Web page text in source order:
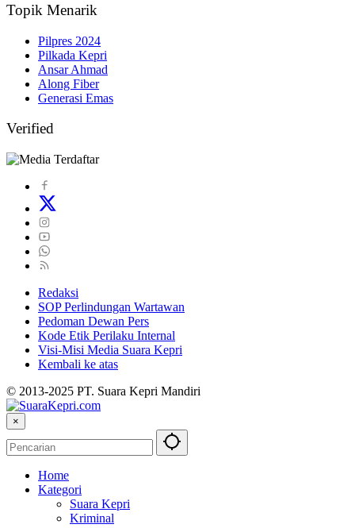
Topik Menarik
Pilpres 2024
Pilkada Kepri
Ansar Ahmad
Along Fiber
Generasi Emas
Verified
Redaksi
SOP Perlindungan Wartawan
Pedoman Dewan Pers
Kode Etik Perilaku Internal
Visi-Misi Media Suara Kepri
Kembali ke atas
© 2013-2025 PT. Suara Kepri Mandiri
×
Home
Kategori
Suara Kepri
Kriminal